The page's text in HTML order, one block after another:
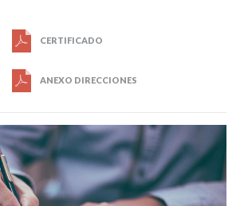
CERTIFICADO
ANEXO DIRECCIONES